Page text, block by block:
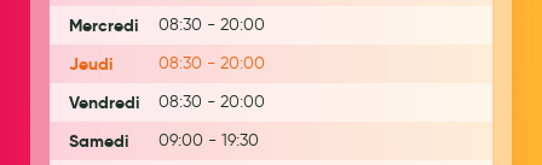
Laits infantiles
Biberons et tétines
Toilette du bébé
Mercredi 08:30 - 20:00
Jeudi 08:30 - 20:00
Vendredi 08:30 - 20:00
Samedi 09:00 - 19:30